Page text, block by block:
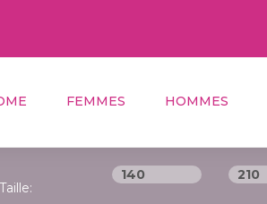
FEMMES HOMMES
Taille: